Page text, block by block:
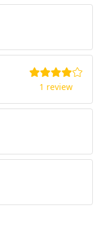
1 review